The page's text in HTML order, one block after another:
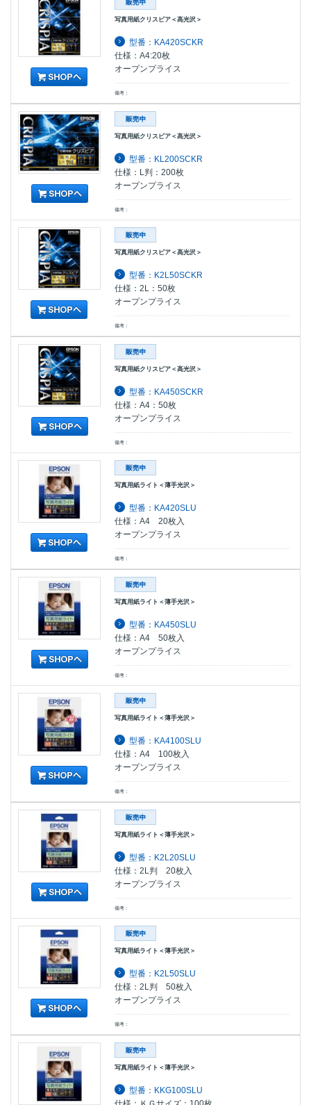
写真用紙クリスピア＜高光沢＞
型番：KA420SCKR
仕様：A4:20枚
オープンプライス
備考：
写真用紙クリスピア＜高光沢＞
型番：KL200SCKR
仕様：L判：200枚
オープンプライス
備考：
写真用紙クリスピア＜高光沢＞
型番：K2L50SCKR
仕様：2L：50枚
オープンプライス
備考：
写真用紙クリスピア＜高光沢＞
型番：KA450SCKR
仕様：A4：50枚
オープンプライス
備考：
写真用紙ライト＜薄手光沢＞
型番：KA420SLU
仕様：A4 20枚入
オープンプライス
備考：
写真用紙ライト＜薄手光沢＞
型番：KA450SLU
仕様：A4 50枚入
オープンプライス
備考：
写真用紙ライト＜薄手光沢＞
型番：KA4100SLU
仕様：A4 100枚入
オープンプライス
備考：
写真用紙ライト＜薄手光沢＞
型番：K2L20SLU
仕様：2L判 20枚入
オープンプライス
備考：
写真用紙ライト＜薄手光沢＞
型番：K2L50SLU
仕様：2L判 50枚入
オープンプライス
備考：
写真用紙ライト＜薄手光沢＞
型番：KKG100SLU